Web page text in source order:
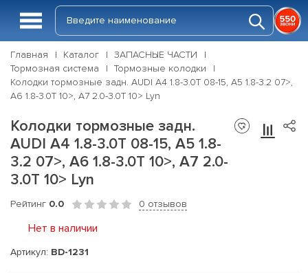
Главная Каталог
ЗАПАСНЫЕ ЧАСТИ
Тормозная система
Тормозные колодки
Колодки тормозные задн. AUDI A4 1.8-3.0T 08-15, A5 1.8-3.2 07>,
A6 1.8-3.0T 10>, A7 2.0-3.0T 10> Lyn
Колодки тормозные задн.
AUDI A4 1.8-3.0T 08-15, A5 1.8-
3.2 07>, A6 1.8-3.0T 10>, A7 2.0-
3.0T 10> Lyn
Рейтинг 0.0 0 отзывов
Нет в наличии
Артикул: BD-1231